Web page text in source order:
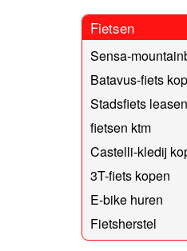
Fietsen
Sensa-
Batavus-fiets
Stadsfiets
fietsen ktm
Castelli-kledij
3T-fiets kopen
E-bike huren
Fietsherstel